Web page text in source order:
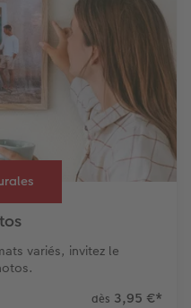
variés, invitez le
dès 3,95 €*